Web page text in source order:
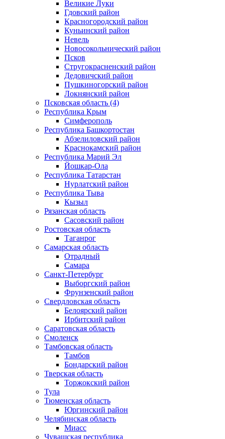
Великие Луки
Гдовский район
Красногородский район
Куньинский район
Невель
Новосокольнический район
Псков
Стругокрасненский район
Дедовичский район
Пушкиногорский район
Локнянский район
Псковская область (4)
Республика Крым
Симферополь
Республика Башкортостан
Абзелиловский район
Краснокамский район
Республика Марий Эл
Йошкар-Ола
Республика Татарстан
Нурлатский район
Республика Тыва
Кызыл
Рязанская область
Сасовский район
Ростовская область
Таганрог
Самарская область
Отрадный
Самара
Санкт-Петербург
Выборгский район
Фрунзенский район
Свердловская область
Белоярский район
Ирбитский район
Саратовская область
Смоленск
Тамбовская область
Тамбов
Бондарский район
Тверская область
Торжокский район
Тула
Тюменская область
Юргинский район
Челябинская область
Миасс
Чувашская республика